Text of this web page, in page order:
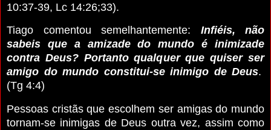
10:37-39, Lc 14:26;33).
Tiago comentou semelhantemente: Infiéis, não
sabeis que a amizade do mundo é inimizade
contra Deus? Portanto qualquer que quiser ser
amigo do mundo constitui-se inimigo de Deus.
(Tg 4:4)
Pessoas cristãs que escolhem ser amigas do mundo
tornam-se inimigas de Deus outra vez, assim como